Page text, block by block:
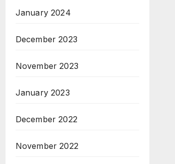
January 2024
December 2023
November 2023
January 2023
December 2022
November 2022